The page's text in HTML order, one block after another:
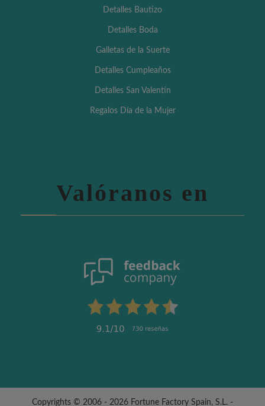
Detalles Bautizo
Detalles Boda
Galletas de la Suerte
Detalles Cumpleaños
Detalles San Valentín
Regalos Día de la Mujer
Valóranos en
Copyrights © 2006 - 2026 Fortune Factory Spain, S.L. -